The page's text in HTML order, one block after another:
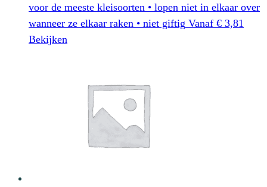
voor de meeste kleisoorten • lopen niet in elkaar over
wanneer ze elkaar raken • niet giftig Vanaf € 3,81
Bekijken
meerdere
variaties.
Deze